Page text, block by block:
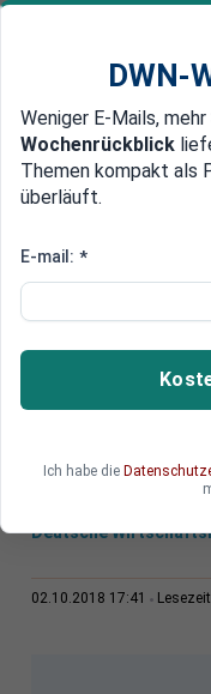
Newsticker
Edelmetalle
Forschung für Lasertechnik
Sieg der
Für die Erfindung
Deutsche
02.10.2018 17:41
DWN-
Weniger E-Mails,
Wochenrückblick
Themen kompakt als
überläuft.
E-mail: *
Ich habe die